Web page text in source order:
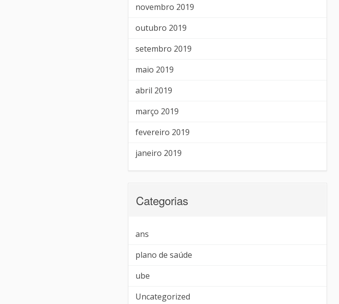
novembro 2019
outubro 2019
setembro 2019
maio 2019
abril 2019
março 2019
fevereiro 2019
janeiro 2019
Categorias
ans
plano de saúde
ube
Uncategorized